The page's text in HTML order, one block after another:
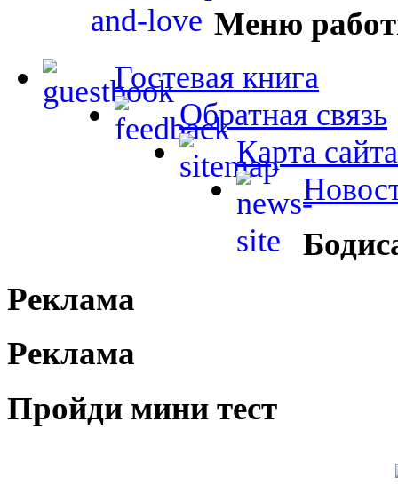
Меню
Гостевая книга
Обратная связь
Карта сайта
Реклама
Реклама
Пройди мини тест